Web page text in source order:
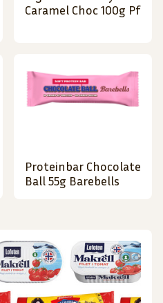
Caramel Choc 100g Pf
Proteinbar Chocolate
Ball 55g Barebells